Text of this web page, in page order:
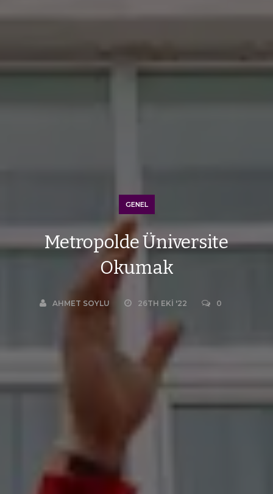
GENEL
Metropolde Üniversite
Okumak
AHMET SOYLU 26TH EKI '22 0